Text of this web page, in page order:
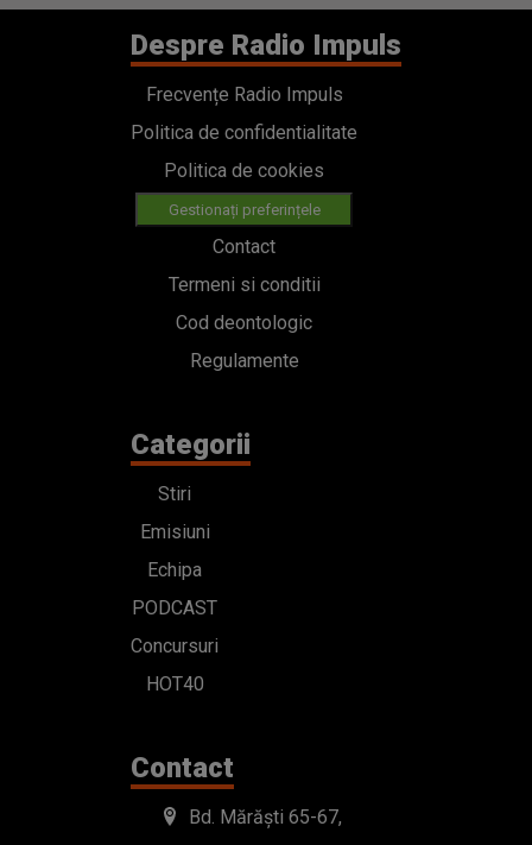
Despre Radio Impuls
Frecvențe Radio Impuls
Politica de confidentialitate
Politica de cookies
Gestionați preferințele
Contact
Termeni si conditii
Cod deontologic
Regulamente
Categorii
Stiri
Emisiuni
Echipa
PODCAST
Concursuri
HOT40
Contact
Bd. Mărăști 65-67,